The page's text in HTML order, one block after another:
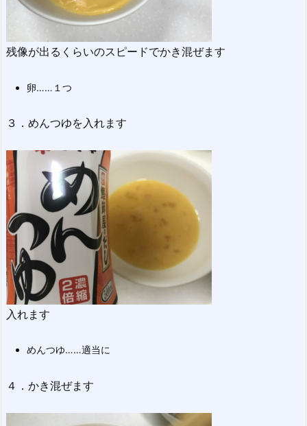
残像が出るくらいのスピードでかき混ぜます
卵……１つ
３．めんつゆを入れます
入れます
めんつゆ……適当に
４．かき混ぜます